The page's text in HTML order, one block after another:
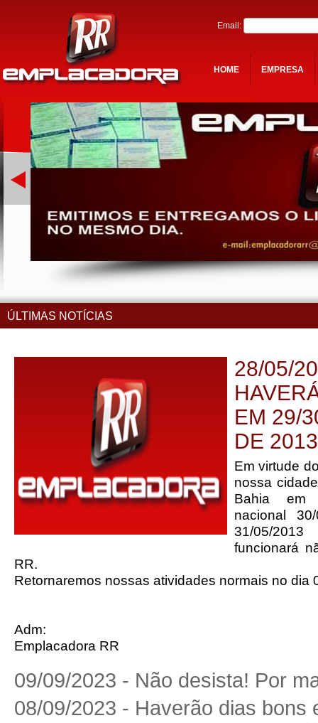
Email:
HOME EMPRESA
ÚLTIMAS NOTÍCIAS
28/05/
EM 29/
DE 2013
Em virtude
nossa
Bahia em
nacional
31/05/
funcionará
RR.
Retornaremos nossas atividades normais no dia
Adm:
Emplacadora RR
09/09/2023 - Não desista! Por
08/09/2023 - Haverão dias bons